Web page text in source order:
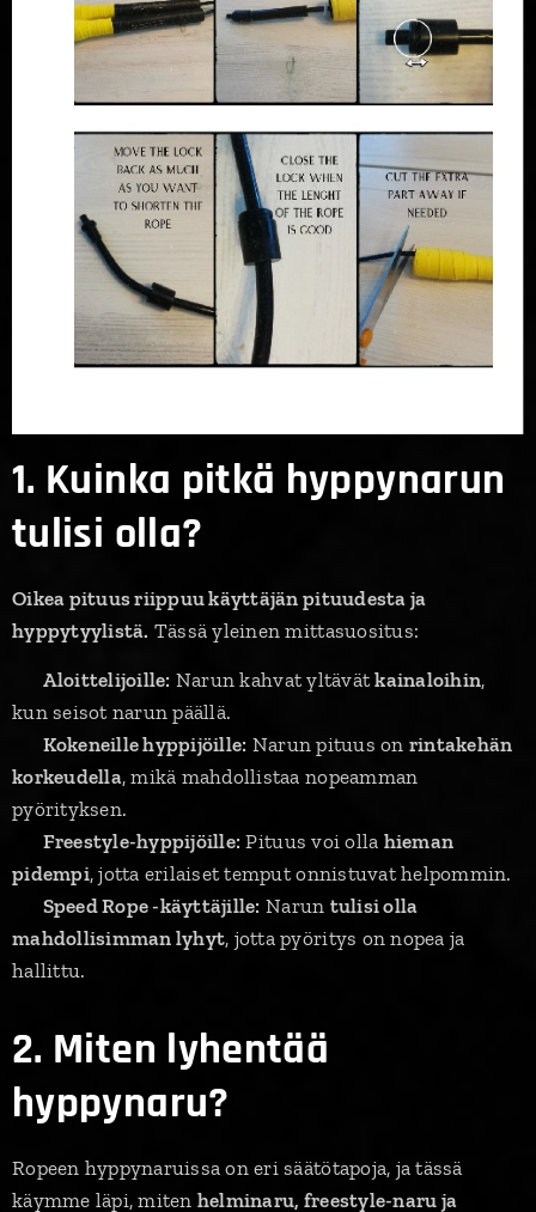
1. Kuinka pitkä hyppynarun
tulisi olla?
Oikea pituus riippuu käyttäjän pituudesta ja
hyppytyylistä. Tässä yleinen mittasuositus:
Aloittelijoille: Narun kahvat yltävätkainaloihin,
kun seisot narun päällä.
Kokeneille hyppijöille: Narun pituus on rintakehän
korkeudella, mikä mahdollistaa nopeamman
pyörityksen.
Freestyle-hyppijöille: Pituus voi olla hieman
pidempi, jotta erilaiset temput onnistuvat helpommin.
Speed Rope -käyttäjille: Narun tulisi olla
mahdollisimman lyhyt, jotta pyöritys on nopea ja
hallittu.
2. Miten lyhentää
hyppynaru?
Ropeen hyppynaruissa on eri säätötapoja, ja tässä
käymme läpi, miten helminaru, freestyle-naru ja